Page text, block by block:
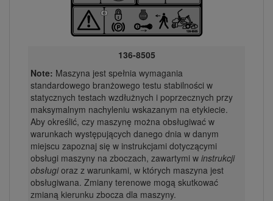
136-8505
Note: Maszyna jest spełnia wymagania
standardowego branżowego testu stabilności w
statycznych testach wzdłużnych i poprzecznych przy
maksymalnym nachyleniu wskazanym na etykiecie.
Aby określić, czy maszynę można obsługiwać w
warunkach występujących danego dnia w danym
miejscu zapoznaj się w instrukcjami dotyczącymi
obsługi maszyny na zboczach, zawartymi w instrukcji
obsługioraz z warunkami, w których maszyna jest
obsługiwana. Zmiany terenowe mogą skutkować
zmianą kierunku zbocza dla maszyny.